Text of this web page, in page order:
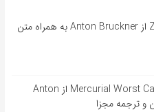
آهنگ آلمانی Zerrissen از Anton Bruckner به همراه متن
آهنگ آلمانی Mercurial Worst Case Band از Anton